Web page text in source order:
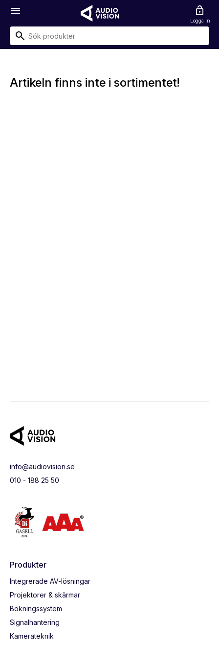
menu lock_open
Logga in
Artikeln finns inte i sortimentet!
info@audiovision.se
010 - 188 25 50
Produkter
Integrerade AV-lösningar
Projektorer & skärmar
Bokningssystem
Signalhantering
Kamerateknik